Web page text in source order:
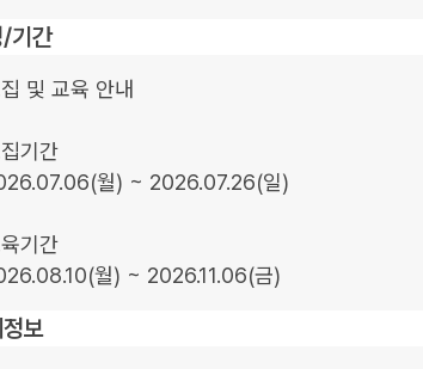
기간
및 교육 안내
기간
월) ~ 2026.07.26(일)
기간
월) ~ 2026.11.06(금)
보